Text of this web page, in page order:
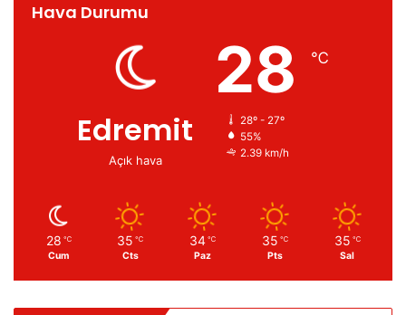
Hava Durumu
Edremit
Açık hava
28 ℃
28º - 27º
55%
2.39 km/h
28 ℃
Cum
35 ℃
Cts
34 ℃
Paz
35 ℃
Pts
35 ℃
Sal